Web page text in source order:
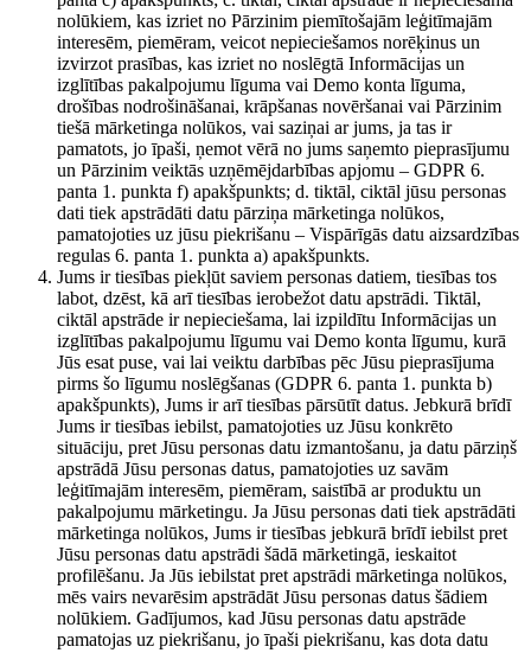
nolūkiem, kas izriet no Pārzinim piemītošajām leģitīmajām
interesēm, piemēram, veicot nepieciešamos norēķinus un
izvirzot prasības, kas izriet no noslēgtā Informācijas un
izglītības pakalpojumu līguma vai Demo konta līguma,
drošības nodrošināšanai, krāpšanas novēršanai vai Pārzinim
tiešā mārketinga nolūkos, vai saziņai ar jums, ja tas ir
pamatots, jo īpaši, ņemot vērā no jums saņemto pieprasījumu
un Pārzinim veiktās uzņēmējdarbības apjomu – GDPR 6.
panta 1. punkta f) apakšpunkts; d. tiktāl, ciktāl jūsu personas
dati tiek apstrādāti datu pārziņa mārketinga nolūkos,
pamatojoties uz jūsu piekrišanu – Vispārīgās datu aizsardzības
regulas 6. panta 1. punkta a) apakšpunkts.
Jums ir tiesības piekļūt saviem personas datiem, tiesības tos
labot, dzēst, kā arī tiesības ierobežot datu apstrādi. Tiktāl,
ciktāl apstrāde ir nepieciešama, lai izpildītu Informācijas un
izglītības pakalpojumu līgumu vai Demo konta līgumu, kurā
Jūs esat puse, vai lai veiktu darbības pēc Jūsu pieprasījuma
pirms šo līgumu noslēgšanas (GDPR 6. panta 1. punkta b)
apakšpunkts), Jums ir arī tiesības pārsūtīt datus. Jebkurā brīdī
Jums ir tiesības iebilst, pamatojoties uz Jūsu konkrēto
situāciju, pret Jūsu personas datu izmantošanu, ja datu pārziņš
apstrādā Jūsu personas datus, pamatojoties uz savām
leģitīmajām interesēm, piemēram, saistībā ar produktu un
pakalpojumu mārketingu. Ja Jūsu personas dati tiek apstrādāti
mārketinga nolūkos, Jums ir tiesības jebkurā brīdī iebilst pret
Jūsu personas datu apstrādi šādā mārketingā, ieskaitot
profilēšanu. Ja Jūs iebilstat pret apstrādi mārketinga nolūkos,
mēs vairs nevarēsim apstrādāt Jūsu personas datus šādiem
nolūkiem. Gadījumos, kad Jūsu personas datu apstrāde
pamatojas uz piekrišanu, jo īpaši piekrišanu, kas dota datu